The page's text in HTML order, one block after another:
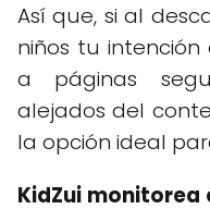
Así que, si al
niños tu
a páginas
alejados del
la opción ideal
KidZui